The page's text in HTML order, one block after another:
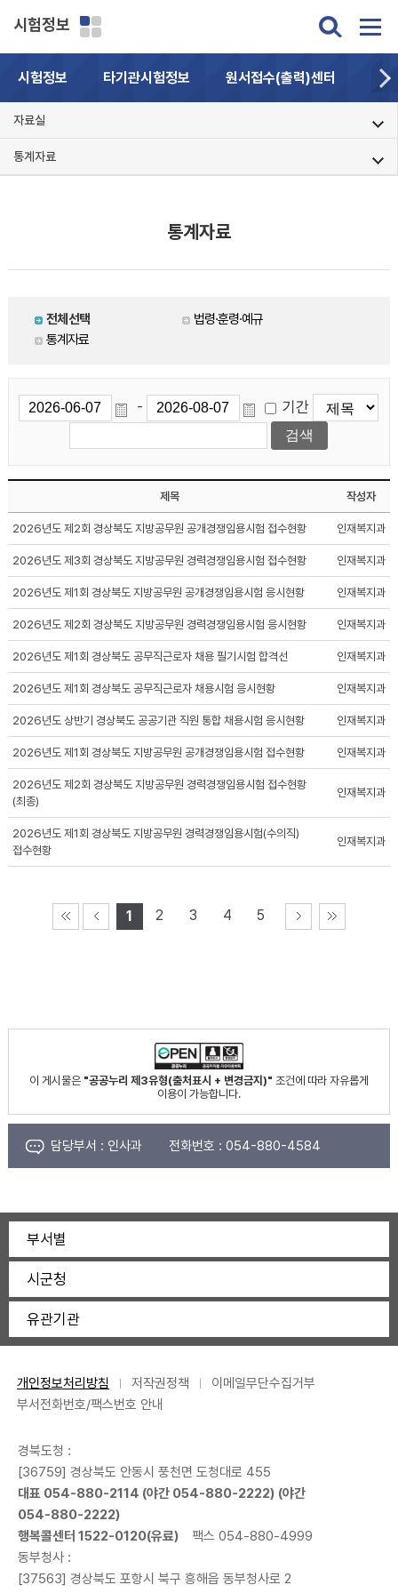
시험정보
시험정보 타기관시험정보 원서접수(출력)센터 자
자료실
통계자료
통계자료
전체선택
법령·훈령·예규
통계자료
- 기간
제목 작성자
2026년도 제2회 경상북도 지방공무원 공개경쟁임용시험 접수현황 인재복지과
2026년도 제3회 경상북도 지방공무원 경력경쟁임용시험 접수현황 인재복지과
2026년도 제1회 경상북도 지방공무원 공개경쟁임용시험 응시현황 인재복지과
2026년도 제2회 경상북도 지방공무원 경력경쟁임용시험 응시현황 인재복지과
2026년도 제1회 경상북도 공무직근로자 채용 필기시험 합격선 인재복지과
2026년도 제1회 경상북도 공무직근로자 채용시험 응시현황 인재복지과
2026년도 상반기 경상북도 공공기관 직원 통합 채용시험 응시현황 인재복지과
2026년도 제1회 경상북도 지방공무원 공개경쟁임용시험 접수현황 인재복지과
2026년도 제2회 경상북도 지방공무원 경력경쟁임용시험 접수현황
(최종)
인재복지과
2026년도 제1회 경상북도 지방공무원 경력경쟁임용시험(수의직)
접수현황
인재복지과
1 2 3 4 5
이 게시물은 "공공누리 제3유형(출처표시 + 변경금지)" 조건에 따라 자유롭게
이용이 가능합니다.
담당부서 : 인사과 전화번호 : 054-880-4584
부서별
시군청
유관기관
개인정보처리방침 저작권정책
이메일무단수집거부
부서전화번호/팩스번호 안내
경북도청 :
[36759] 경상북도 안동시 풍천면 도청대로 455
대표 054-880-2114 (야간 054-880-2222) (야간
054-880-2222)
행복콜센터 1522-0120(유료)
팩스 054-880-4999
동부청사 :
[37563] 경상북도 포항시 북구 흥해읍 동부청사로 2